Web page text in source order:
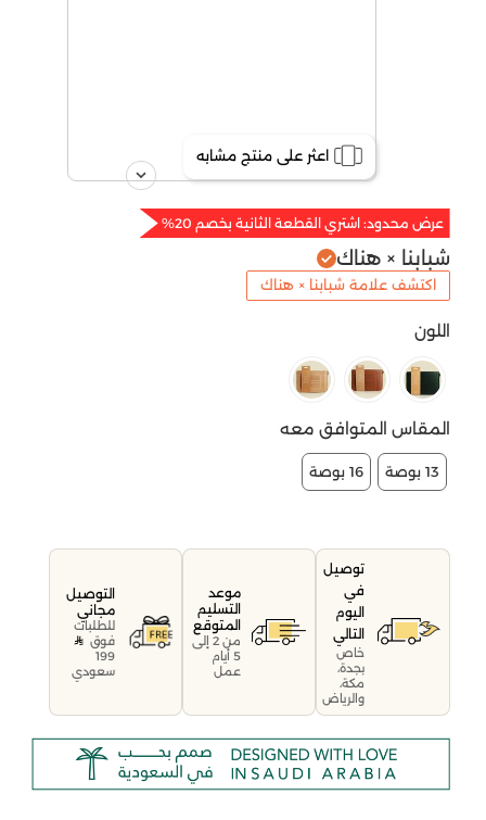
اعثر على منتج مشابه
عرض محدود: اشتري القطعة الثانية بخصم 20%
شبابنا × هناك
اكتشف علامة شبابنا × هناك
اللون
المقاس المتوافق معه
13 بوصة 16 بوصة
توصيل
في
اليوم
التالي
خاص
بجدة،
مكة،
والرياض
موعد
التسليم
المتوقع
من 2 إلى
5 أيام
عمل
التوصيل
مجاني
للطلبات
فوق
199
سعودي